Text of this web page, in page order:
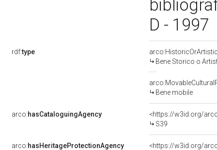
D - 1997
rdf:type
Bene Storico o
Bene mobile
arco:hasCataloguingAgency
<https://w3id.org/
S39
arco:hasHeritageProtectionAgency
<https://w3id.org/